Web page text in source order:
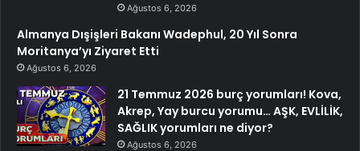
Ağustos 6, 2026
Almanya Dışişleri Bakanı Wadephul, 20 Yıl Sonra
Moritanya’yı Ziyaret Etti
Ağustos 6, 2026
21 Temmuz 2026 burç yorumları! Kova,
Akrep, Yay burcu yorumu… AŞK, EVLİLİK,
SAĞLIK yorumları ne diyor?
Ağustos 6, 2026